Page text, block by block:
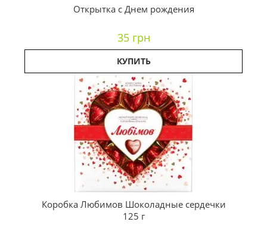
Открытка с Днем рождения
35 грн
КУПИТЬ
Коробка Любимов Шоколадные сердечки
125 г